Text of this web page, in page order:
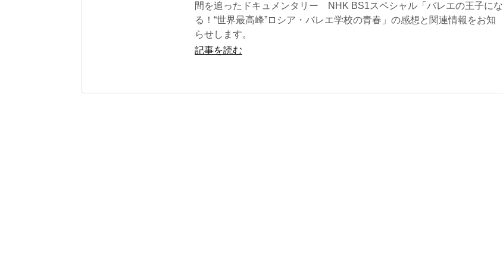
間を追ったドキュメンタリー NHK BS1スペシャル「バレエの王子にな
る！“世界最高峰”ロシア・バレエ学校の青春」の感想と関連情報をお知
らせします。
記事を読む